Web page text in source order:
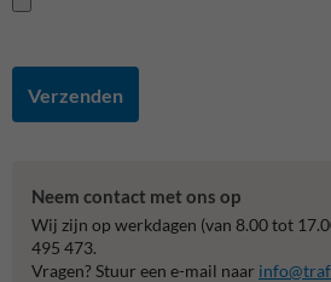
Verzenden
Neem contact met ons op
Wij zijn op werkdagen (van 8.00 tot
495 473.
Vragen? Stuur een e-mail naar